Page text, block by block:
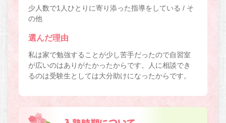
少人数で1人ひとりに寄り添った指導をしている / そ
の他
選んだ理由
私は家で勉強することが少し苦手だったので自習室
が広いのはありがたかったからです。人に相談でき
るのは受験生としては大分助けになったからです。